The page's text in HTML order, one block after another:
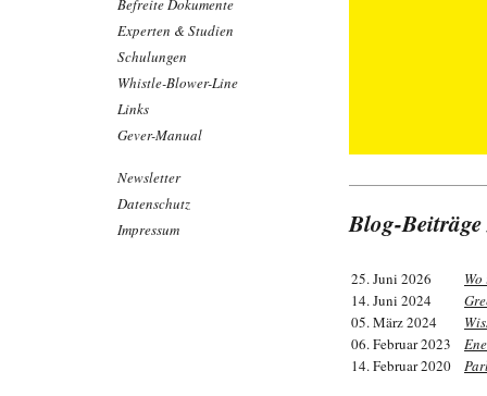
Befreite Dokumente
Experten & Studien
Schulungen
Whistle-Blower-Line
Links
Gever-Manual
Newsletter
Datenschutz
Impressum
Blog-
25. Juni 2026
14. Juni 2024
05. März 2024
06. Februar 2023
14. Februar 2020